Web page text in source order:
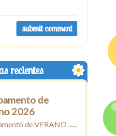
recientes
de
2026
de VERANO ......